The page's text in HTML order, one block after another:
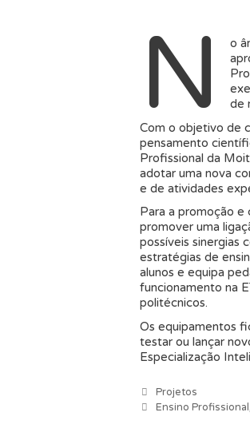
N
o
de
Com o objetivo de
pensamento
Profissional da
adotar uma nova
e de atividades
Para a promoção e
promover uma
possíveis sinergias
estratégias de
alunos e equipa
funcionamento na
politécnicos.
Os equipamentos
testar ou lançar
Especialização
Categorias
Projetos
Etiquetas
Ensino Profissional